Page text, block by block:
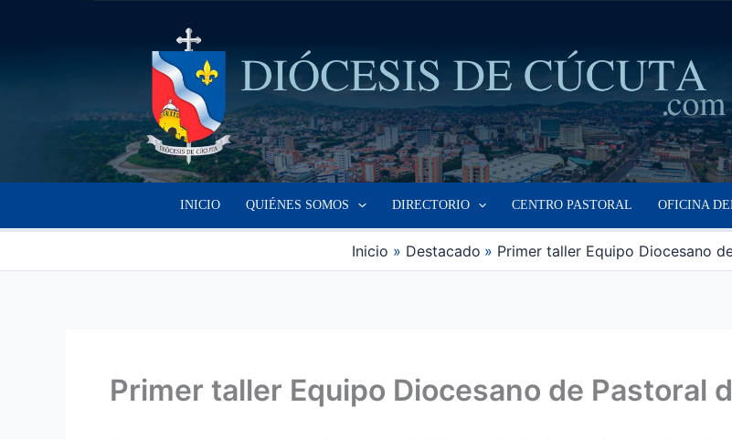
INICIO QUIÉNES SOMOS DIRECTORIO CENTRO PASTORAL OFICINA
Inicio Destacado Primer taller Equipo Diocesano
Primer taller Equipo Diocesano de Pastoral